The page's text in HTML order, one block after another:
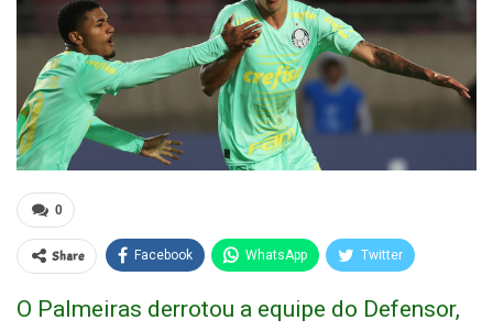
0
Share Facebook WhatsApp Twitter
O Palmeiras derrotou a equipe do Defensor,